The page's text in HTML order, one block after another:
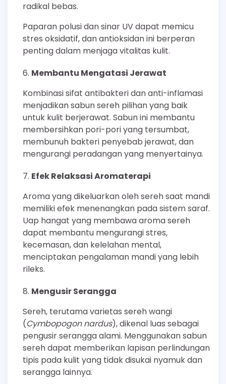
radikal bebas.
Paparan polusi dan sinar UV dapat memicu
stres oksidatif, dan antioksidan ini berperan
penting dalam menjaga vitalitas kulit.
Membantu Mengatasi Jerawat
Kombinasi sifat antibakteri dan anti-inflamasi
menjadikan sabun sereh pilihan yang baik
untuk kulit berjerawat. Sabun ini membantu
membersihkan pori-pori yang tersumbat,
membunuh bakteri penyebab jerawat, dan
mengurangi peradangan yang menyertainya.
Efek Relaksasi Aromaterapi
Aroma yang dikeluarkan oleh sereh saat mandi
memiliki efek menenangkan pada sistem saraf.
Uap hangat yang membawa aroma sereh
dapat membantu mengurangi stres,
kecemasan, dan kelelahan mental,
menciptakan pengalaman mandi yang lebih
rileks.
Mengusir Serangga
Sereh, terutama varietas sereh wangi
(Cymbopogon nardus), dikenal luas sebagai
pengusir serangga alami. Menggunakan sabun
sereh dapat memberikan lapisan perlindungan
tipis pada kulit yang tidak disukai nyamuk dan
serangga lainnya.